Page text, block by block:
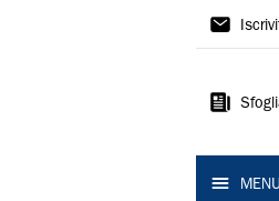
Il
MENU